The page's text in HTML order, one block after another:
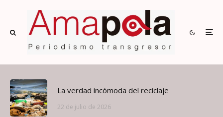
La verdad incómoda del reciclaje
22 de julio de 2026